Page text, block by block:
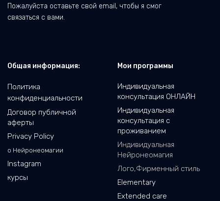
Пожалуйста оставьте свой email, чтобы я смог
связаться с вами.
Общая информация:
Политика
конфиденциальности
Договор публичной
аферты
Privacy Policy
о Нейронеомагии
Instagram
курсы
Мои программы
Индивидуальная
консультация ОНЛАЙН
Индивидуальная
консультация с
проживанием
Индивидуальная
Нейронеомагия
Лого,Фирменный стиль
Elementary
Extended care